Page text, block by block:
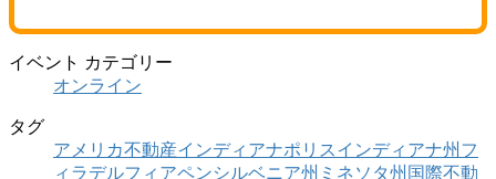
イベント カテゴリー
オンライン
タグ
アメリカ不動産インディアナポリスインディアナ州 フ
ィラデルフィアペンシルベニア州 ミネソタ州 国際不動